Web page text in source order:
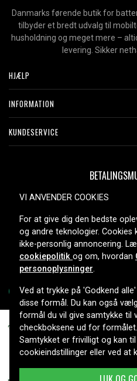
KNIVE TIL STIGA STIG, 12 STK
Danmarks førende butik for
tilbyder et bredt udvalg til
husholdning og meget mere –
levering. Sikker
HJÆLP
INFORMATION
KUNDESERVICE
Copyright © 2026,
VI ANVENDER COOKIES
For at give dig den bedste
og andre teknologier. Cookies
ikke-personlig annoncering.
cookiepolitik og om, hvordan
personoplysninger.
Ved at trykke på 'Godkend
disse formål. Du kan også
formål du vil give samtykke til
checkboksene ud for formålet.
Samtykket er frivilligt og kan
cookieindstillinger eller ved at